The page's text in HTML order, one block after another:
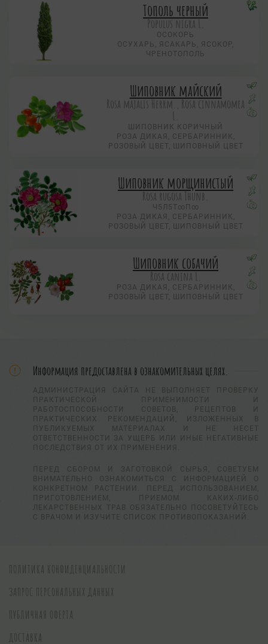
Тополь черный
Populus nigra L.
ОСОКОРЬ
ОСУХАРЬ, ЯСАКАРЬ, ЯСОКОР,
ЧРЕНОТОПОЛЬ
Шиповник майский
Rosa majalis Herrm., Rosa cinnamomea
L.
ШИПОВНИК КОРИЧНЫЙ
РОЗА ДИКАЯ, СЕРБАРИННИК,
РОЗОВЫЙ ЦВЕТ, ШИПОВНЫЙ ЦВЕТ
Шиповник морщинистый
Rosa rugosa Thunb.
Ч5Л5Т∞П∞
РОЗА ДИКАЯ, СЕРБАРИННИК,
РОЗОВЫЙ ЦВЕТ, ШИПОВНЫЙ ЦВЕТ
Шиповник собачий
Rosa canina L.
РОЗА ДИКАЯ, СЕРБАРИННИК,
РОЗОВЫЙ ЦВЕТ, ШИПОВНЫЙ ЦВЕТ
Информация предоставлена в ознакомительных целях.
АДМИНИСТРАЦИЯ САЙТА НЕ ВЫПОЛНЯЕТ ПРОВЕРКУ
ПРАКТИЧЕСКОЙ ПРИМЕНИМОСТИ И
РАБОТОСПОСОБНОСТИ СОВЕТОВ, РЕЦЕПТОВ И
ПРАКТИЧЕСКИХ РЕКОМЕНДАЦИЙ, ИЗЛОЖЕННЫХ В
ПУБЛИКУЕМЫХ МАТЕРИАЛАХ И НЕ НЕСЕТ
ОТВЕТСТВЕННОСТИ ЗА УЩЕРБ ИЛИ ИНЫЕ НЕГАТИВНЫЕ
ПОСЛЕДСТВИЯ ОТ ИХ ПРИМЕНЕНИЯ.
ПЕРЕД СБОРОМ И ЗАГОТОВКОЙ СЫРЬЯ, СОВЕТУЕМ
ВНИМАТЕЛЬНО ОЗНАКОМИТЬСЯ С ИНФОРМАЦИЕЙ О
КОНКРЕТНОМ РАСТЕНИИ. ПЕРЕД ИСПОЛЬЗОВАНИЕМ,
ПРИГОТОВЛЕНИЕМ, ПРИЕМОМ КАКИХ-ЛИБО
ЛЕКАРСТВЕННЫХ ТРАВ ОБЯЗАТЕЛЬНО ПОСОВЕТУЙТЕСЬ
С ВРАЧОМ И ИЗУЧИТЕ СПИСОК ПРОТИВОПОКАЗАНИЙ.
ПОЛИТИКА КОНФИДЕНЦИАЛЬНОСТИ
ЗАПРОС ПЕРСОНАЛЬНЫХ ДАННЫХ
ПУБЛИЧНАЯ ОФЕРТА
ДОСТАВКА